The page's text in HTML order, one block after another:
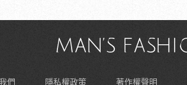
們 隱私權政策 著作權聲明